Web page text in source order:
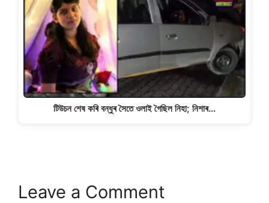
টিউচন শেষ কৰি বন্ধুৰ সৈতে ওলাই গৈছিল নিহা; নিশাৰ…
Leave a Comment